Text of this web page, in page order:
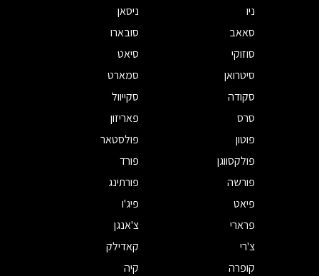
ניו
ניסאן
סאאב
סובארו
סוזוקי
סיאט
סיטרואן
סמארט
סקודה
סקייוול
סרס
פאריזון
פוטון
פולסטאר
פולקסווגן
פורד
פורשה
פורתינג
פיאט
פיג'ו
פרארי
צ'אנגן
צ'רי
קאדילק
קופרה
קיה